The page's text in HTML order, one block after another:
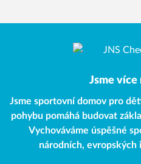
Jsme více
Jsme sportovní domov pro
pohybu pomáhá budovat
Vychováváme úspěšné
národních, evropských